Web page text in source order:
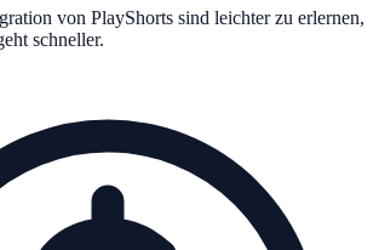
von PlayShorts sind leichter zu erlernen,
schneller.